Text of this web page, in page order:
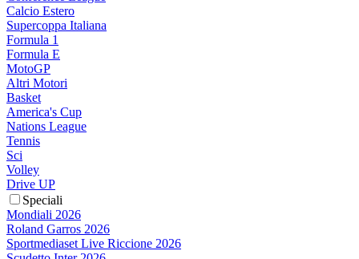
Calcio Estero
Supercoppa Italiana
Formula 1
Formula E
MotoGP
Altri Motori
Basket
America's Cup
Nations League
Tennis
Sci
Volley
Drive UP
Speciali
Mondiali 2026
Roland Garros 2026
Sportmediaset Live Riccione 2026